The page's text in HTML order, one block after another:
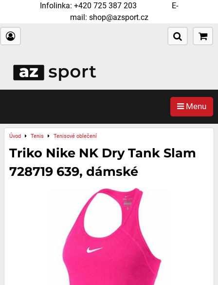
Infolinka: +420 725 387 203 E-
mail: shop@azsport.cz
Menu
Úvod Tenis Tenisové oblečení
Triko Nike NK Dry Tank Slam
728719 639, dámské